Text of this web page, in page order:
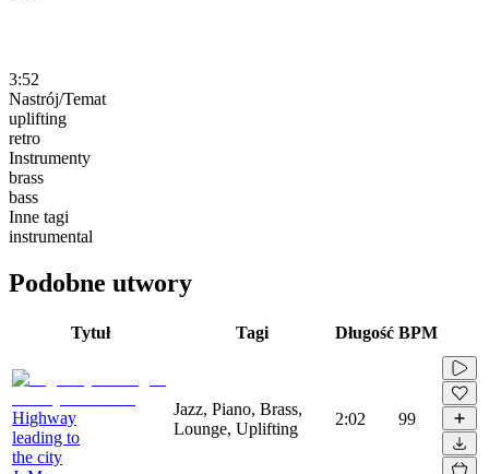
3:52
Nastrój/Temat
uplifting
retro
Instrumenty
brass
bass
Inne tagi
instrumental
Podobne utwory
Tytuł Tagi Długość BPM
Highway
leading to
the city
Jazz, Piano, Brass,
Lounge, Uplifting
2:02 99